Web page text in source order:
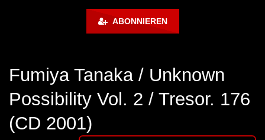
Ben Klock @ Berghain, Berlin – Tsugi
Podcast 246 – 2012
Ben Klock [Ostgut Ton] live at Berghain
2014
Ben Klock – Berghain 04
ABONNIEREN
Fumiya Tanaka / Unknown
Possibility Vol. 2 / Tresor. 176
(CD 2001)